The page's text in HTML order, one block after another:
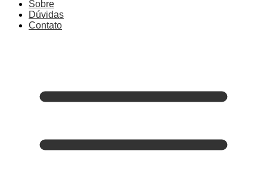
Sobre
Dúvidas
Contato